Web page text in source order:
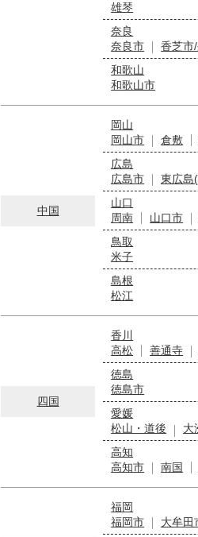
雄琴
奈良
奈良市
香芝市
和歌山
和歌山市
中国
岡山
岡山市
倉敷
広島
広島市
東広島
山口
周南
山口市
鳥取
米子
島根
松江
四国
香川
高松
善通寺
徳島
徳島市
愛媛
松山・道後
大
高知
高知市
南国
福岡
福岡市
大牟田